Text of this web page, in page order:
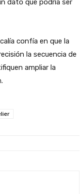
dato que podría ser
confía en que la
la secuencia de
ampliar la